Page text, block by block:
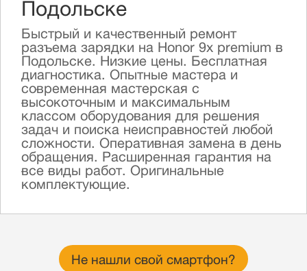
Подольске
Быстрый и качественный ремонт
разъема зарядки на Honor 9x premium в
Подольске. Низкие цены. Бесплатная
диагностика. Опытные мастера и
современная мастерская с
высокоточным и максимальным
классом оборудования для решения
задач и поиска неисправностей любой
сложности. Оперативная замена в день
обращения. Расширенная гарантия на
все виды работ. Оригинальные
комплектующие.
Не нашли свой смартфон?